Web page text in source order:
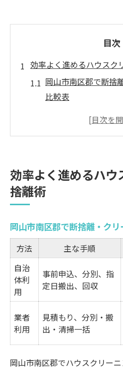
目次
効率よく進めるハウスク
岡山市南区郡で断捨
比較表
ハウスクリーニング
断捨離とハウスクリ
断捨離とハウスクリーニ
悩み別ハウスクリー
断捨離でつまずき
ハウスクリーニング
岡山市南区郡で多い
不用品の分別をラクに
家電・家具の分別方
炊飯器やマットレス
効率よく進めるハ
捨離術
岡山市南区郡で断捨離・ク
方法 主な手順
自治
体利
用
事前申込、分別、指
定日搬出、回収
業者
利用
見積もり、分別・搬
出・清掃一括
岡山市南区郡でハウスクリー